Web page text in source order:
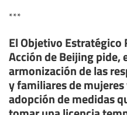
***
El Objetivo Estratégico
Acción de Beijing pide,
armonización de las
y familiares de
adopción de medidas